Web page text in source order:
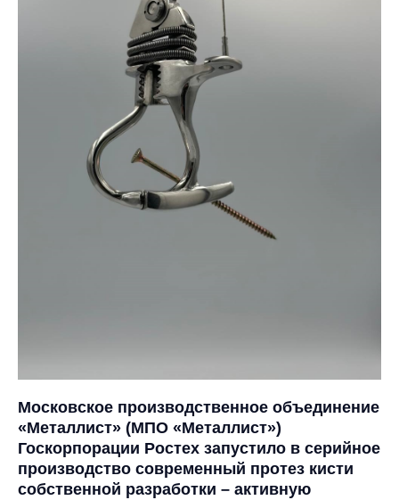
Московское производственное объединение
«Металлист» (МПО «Металлист»)
Госкорпорации Ростех запустило в серийное
производство современный протез кисти
собственной разработки – активную